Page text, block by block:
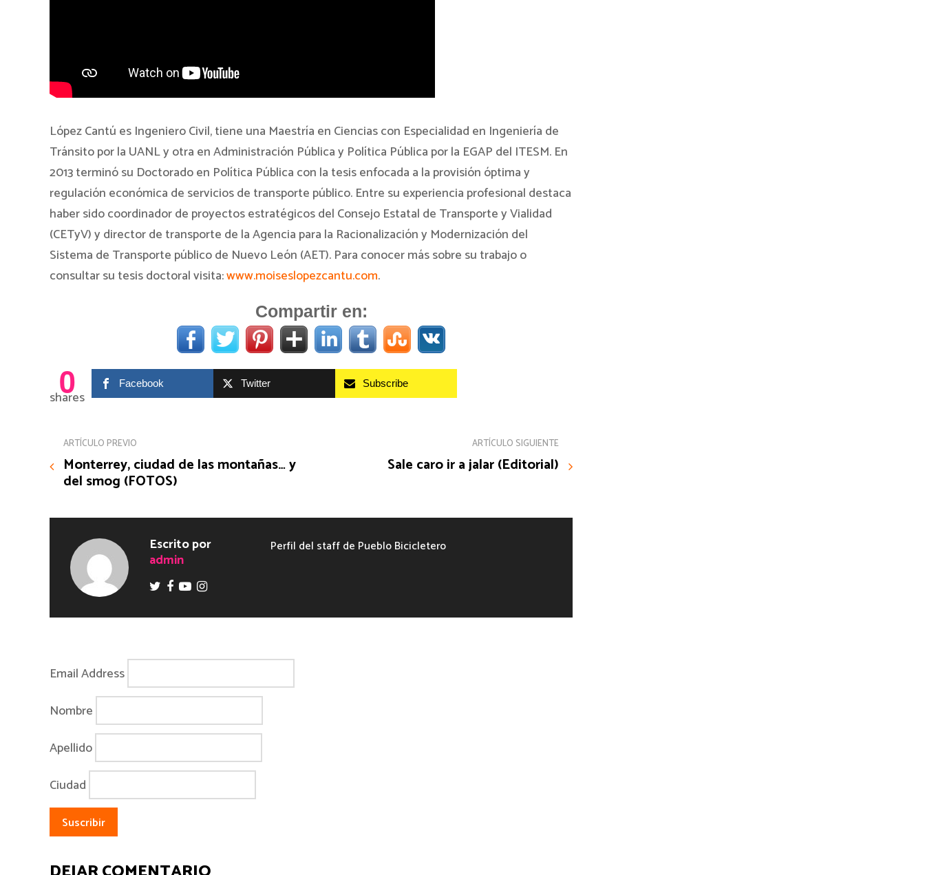
López Cantú es Ingeniero Civil, tiene una Maestría en Ciencias con Especialidad en Ingeniería de
Tránsito por la UANL y otra en Administración Pública y Política Pública por la EGAP del ITESM. En
2013 terminó su Doctorado en Política Pública con la tesis enfocada a la provisión óptima y
regulación económica de servicios de transporte público. Entre su experiencia profesional destaca
haber sido coordinador de proyectos estratégicos del Consejo Estatal de Transporte y Vialidad
(CETyV) y director de transporte de la Agencia para la Racionalización y Modernización del
Sistema de Transporte público de Nuevo León (AET). Para conocer más sobre su trabajo o
consultar su tesis doctoral visita:www.moiseslopezcantu.com.
Compartir en:
0
shares
Facebook Twitter Subscribe
ARTÍCULO PREVIO
Monterrey, ciudad de las montañas… y
del smog (FOTOS)
ARTÍCULO SIGUIENTE
Sale caro ir a jalar (Editorial)
Escrito por
admin
Perfil del staff de Pueblo Bicicletero
Email Address
Nombre
Apellido
Ciudad